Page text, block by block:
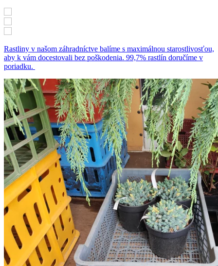
Rastliny v našom záhradníctve balíme s maximálnou starostlivosťou,
aby k vám docestovali bez poškodenia. 99,7% rastlín doručíme v
poriadku.